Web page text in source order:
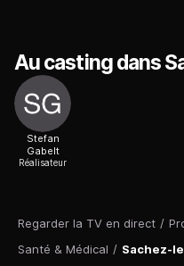
Regarder la TV en direct /
Santé & Médical / Sachez-
Au casting dans
Stefan
Gabelt
Réalisateur